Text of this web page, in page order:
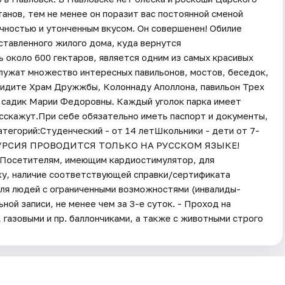
тем не менее он поразит вас постоянной сменой
и утонченным вкусом. Он совершенен! Обилие
жилого дома, куда вернутся
600 гектаров, является одним из самых красивых
множество интересных павильонов, мостов, беседок,
Храм Дружжбы, Колоннаду Аполлона, павильон Трех
Марии Федоровны. Каждый уголок парка имеет
себе обязательно иметь паспорт и документы,
- от 14 летШкольники - дети от 7-
ПРОВОДИТСЯ ТОЛЬКО НА РУССКОМ ЯЗЫКЕ!
имеющим кардиостимулятор, для
наличие соответствующей справки/сертификата
людей с ограниченными возможностями (инвалиды-
записи, не менее чем за 3-е суток. - Проход на
и пр. баллончиками, а также с животными строго